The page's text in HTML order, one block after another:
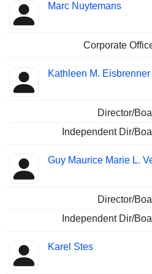
Marc Nuytemans
Corporate
Kathleen M. Eisbrenner
Director/
Independent Dir/
Guy Maurice Marie L.
Director/
Independent Dir/
Karel Stes